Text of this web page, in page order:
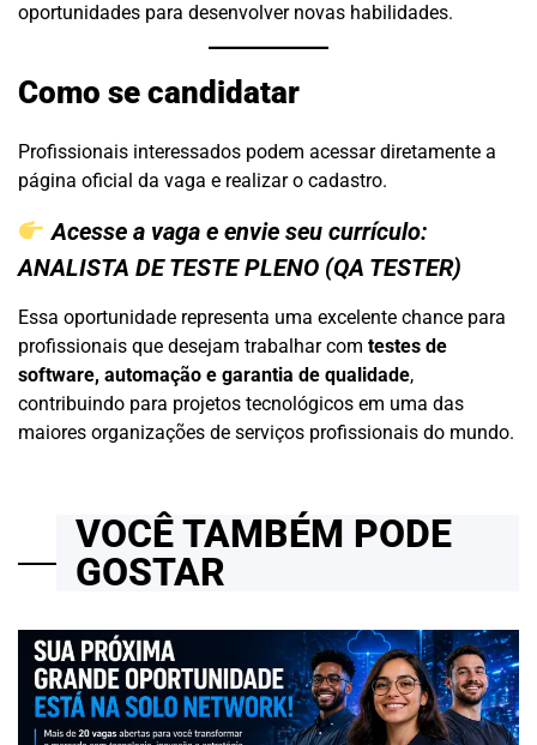
oportunidades para desenvolver novas habilidades.
Como se candidatar
Profissionais interessados podem acessar diretamente a
página oficial da vaga e realizar o cadastro.
Acesse a vaga e envie seu currículo:
ANALISTA DE TESTE PLENO (QA TESTER)
Essa oportunidade representa uma excelente chance para
profissionais que desejam trabalhar com testes de
software, automação e garantia de qualidade,
contribuindo para projetos tecnológicos em uma das
maiores organizações de serviços profissionais do mundo.
VOCÊ TAMBÉM PODE
GOSTAR